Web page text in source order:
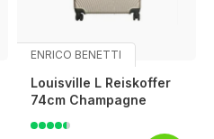
ENRICO BENETTI
Louisville L Reiskoffer
74cm Champagne